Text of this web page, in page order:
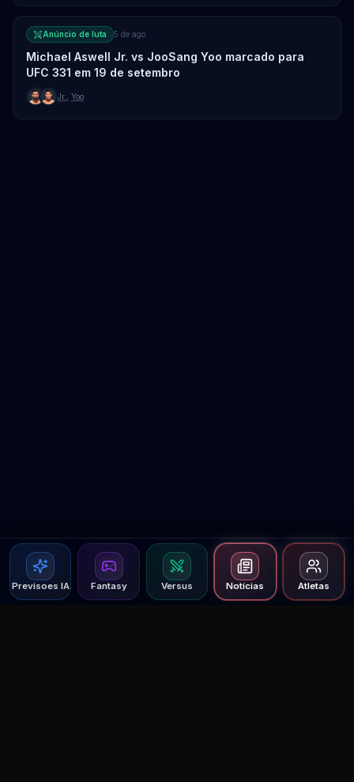
Previsoes IA Fantasy Versus Notícias Atletas
Anúncio de luta 5 de ago.
Michael Aswell Jr. vs JooSang Yoo marcado para
UFC 331 em 19 de setembro
Jr. Yoo